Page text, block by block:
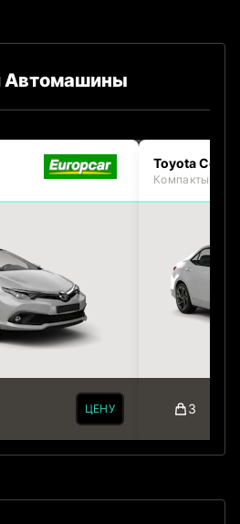
Автомашины
ЦЕНУ
Toyota
Компактый
3